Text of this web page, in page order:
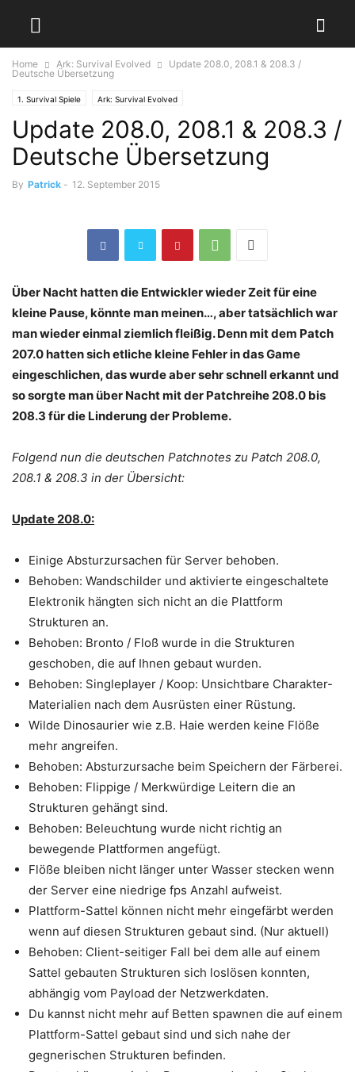
Home Ark: Survival Evolved
Update 208.0, 208.1 & 208.3 /
Deutsche Übersetzung
1. Survival Spiele Ark: Survival Evolved
Update 208.0, 208.1 & 208.3 /
Deutsche Übersetzung
By Patrick - 12. September 2015
Über Nacht hatten die Entwickler wieder Zeit für eine
kleine Pause, könnte man meinen…, aber tatsächlich war
man wieder einmal ziemlich fleißig. Denn mit dem Patch
207.0 hatten sich etliche kleine Fehler in das Game
eingeschlichen, das wurde aber sehr schnell erkannt und
so sorgte man über Nacht mit der Patchreihe 208.0 bis
208.3 für die Linderung der Probleme.
Folgend nun die deutschen Patchnotes zu Patch 208.0,
208.1 & 208.3 in der Übersicht:
Update 208.0:
Einige Absturzursachen für Server behoben.
Behoben: Wandschilder und aktivierte eingeschaltete
Elektronik hängten sich nicht an die Plattform
Strukturen an.
Behoben: Bronto / Floß wurde in die Strukturen
geschoben, die auf Ihnen gebaut wurden.
Behoben: Singleplayer / Koop: Unsichtbare Charakter-
Materialien nach dem Ausrüsten einer Rüstung.
Wilde Dinosaurier wie z.B. Haie werden keine Flöße
mehr angreifen.
Behoben: Absturzursache beim Speichern der Färberei.
Behoben: Flippige / Merkwürdige Leitern die an
Strukturen gehängt sind.
Behoben: Beleuchtung wurde nicht richtig an
bewegende Plattformen angefügt.
Flöße bleiben nicht länger unter Wasser stecken wenn
der Server eine niedrige fps Anzahl aufweist.
Plattform-Sattel können nicht mehr eingefärbt werden
wenn auf diesen Strukturen gebaut sind. (Nur aktuell)
Behoben: Client-seitiger Fall bei dem alle auf einem
Sattel gebauten Strukturen sich loslösen konnten,
abhängig vom Payload der Netzwerkdaten.
Du kannst nicht mehr auf Betten spawnen die auf einem
Plattform-Sattel gebaut sind und sich nahe der
gegnerischen Strukturen befinden.